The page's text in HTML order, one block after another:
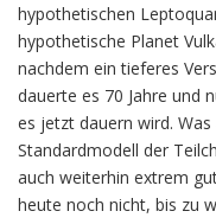
hypothetischen
hypothetische Planet
nachdem ein tieferes
dauerte es 70 Jahre und
es jetzt dauern wird.
Standardmodell der
auch weiterhin extrem
heute noch nicht, bis zu